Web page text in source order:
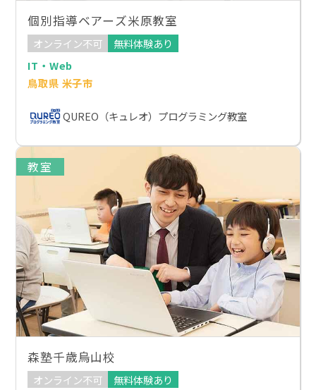
個別指導ベアーズ米原教室
オンライン不可
無料体験あり
IT・Web
鳥取県 米子市
QUREO（キュレオ）プログラミング教室
教室
森塾千歳烏山校
オンライン不可
無料体験あり